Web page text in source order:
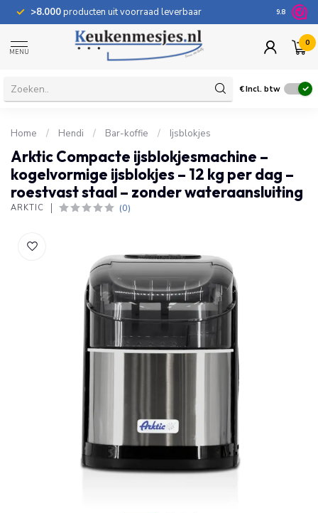
>8.000producten uit voorraad leverbaar 100
9.8
MENU
0
€Incl. btw
Home / Hendi / Bar-koffie / Ijsblokjes
Arktic Compacte ijsblokjesmachine –
kogelvormige ijsblokjes – 12 kg per dag –
roestvast staal – zonder wateraansluiting
ARKTIC (0)